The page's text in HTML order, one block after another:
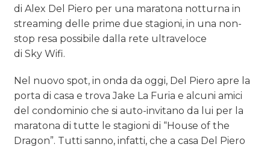
di Alex Del Piero per una maratona notturna in
streaming delle prime due stagioni, in una non-
stop resa possibile dalla rete ultraveloce
di Sky Wifi.
Nel nuovo spot, in onda da oggi, Del Piero apre la
porta di casa e trova Jake La Furia e alcuni amici
del condominio che si auto-invitano da lui per la
maratona di tutte le stagioni di “House of the
Dragon”. Tutti sanno, infatti, che a casa Del Piero